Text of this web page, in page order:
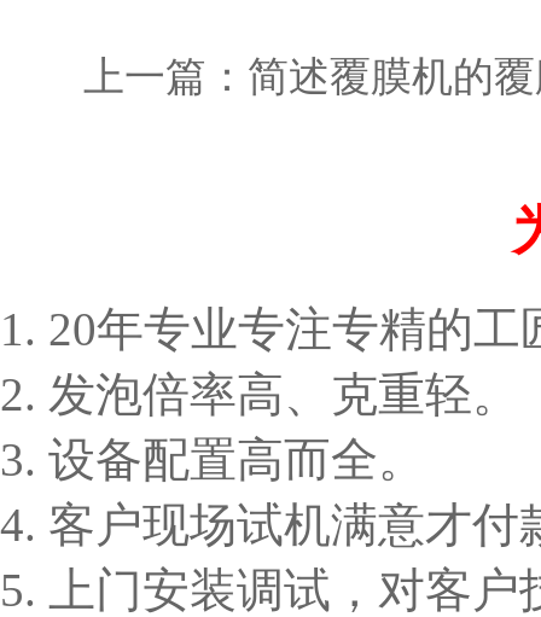
上一篇： 简述覆膜机的
1. 20年专业专注专精的工
2. 发泡倍率高、克重轻。
3. 设备配置高而全。
4. 客户现场试机满意才付
5. 上门安装调试，对客